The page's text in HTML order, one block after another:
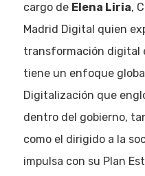
cargo de Elena Liria,
Madrid Digital quien
transformación digital
tiene un enfoque
Digitalización que
dentro del gobierno,
como el dirigido a la
impulsa con su Plan